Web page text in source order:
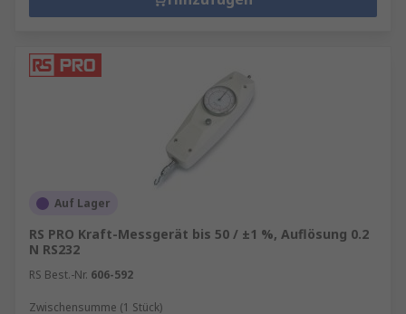
Auf Lager
RS PRO Kraft-Messgerät bis 50 / ±1 %, Auflösung 0.2
N RS232
RS Best.-Nr. 606-592
Zwischensumme (1 Stück)